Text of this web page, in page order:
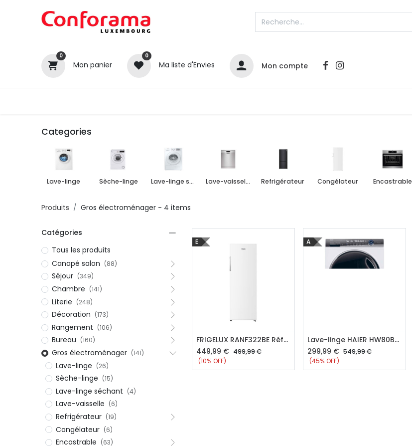
0
Mon panier
0
Ma liste d'Envies Mon compte
Categories
Lave-linge Sèche-linge Lave-linge séchant Lave-vaisselle Refrigérateur Congélateur Encastrable
Produits Gros électroménager- 4 items
Catégories
Tous les produits
Canapé salon (88)
Séjour (349)
Chambre (141)
Literie (248)
Décoration (173)
Rangement (106)
Bureau (160)
Gros électroménager (141)
Lave-linge (26)
Sèche-linge (15)
Lave-linge séchant (4)
Lave-vaisselle (6)
Refrigérateur (19)
Congélateur (6)
Encastrable (63)
E
Ajouter au panier
FRIGELUX RANF322BE Réfrigérateur 1 porte
449,99 € 499,99€
(10% OFF)
A
Ajouter au panier
Lave-linge HAIER HW80BD14979EUGDF
299,99 € 549,99€
(45% OFF)